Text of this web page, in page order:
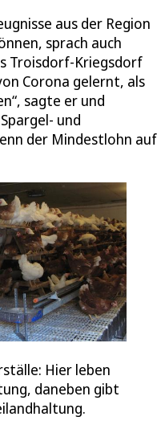
aus der Region
sprach auch
Troisdorf-Kriegsdorf
Corona gelernt, als
sagte er und
und
der Mindestlohn auf
Hier leben
daneben gibt